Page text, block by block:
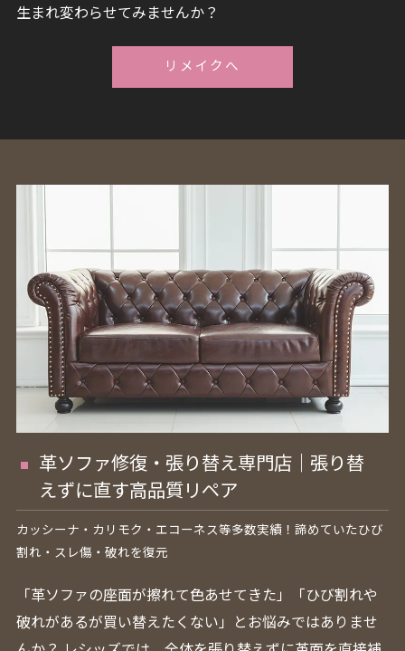
生まれ変わらせてみませんか？
リメイクへ
革ソファ修復・張り替え専門店｜張り替
えずに直す高品質リペア
カッシーナ・カリモク・エコーネス等多数実績！諦めていたひび
割れ・スレ傷・破れを復元
「革ソファの座面が擦れて色あせてきた」「ひび割れや
破れがあるが買い替えたくない」とお悩みではありませ